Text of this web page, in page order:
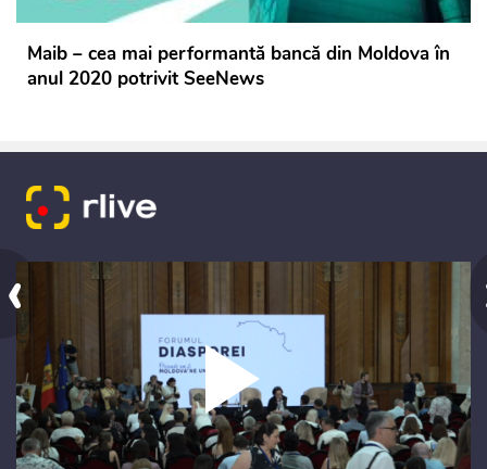
‹
Maib – cea mai performantă bancă din Moldova în
anul 2020 potrivit SeeNews